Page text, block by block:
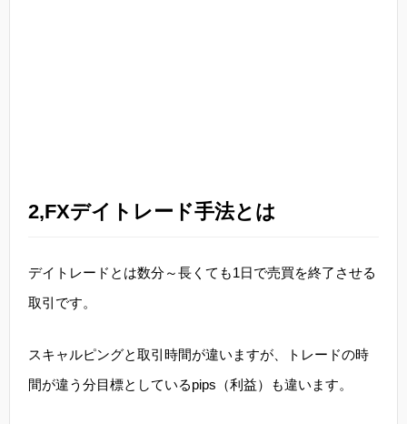
2,FXデイトレード手法とは
デイトレードとは数分～長くても1日で売買を終了させる
取引です。
スキャルピングと取引時間が違いますが、トレードの時
間が違う分目標としているpips（利益）も違います。